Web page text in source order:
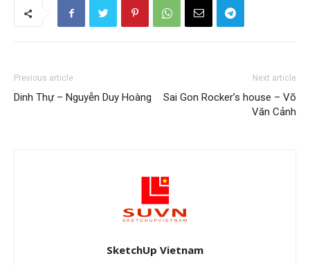
Previous article
Dinh Thự – Nguyễn Duy Hoàng
Next article
Sai Gon Rocker’s house – Võ
Văn Cảnh
SketchUp Vietnam